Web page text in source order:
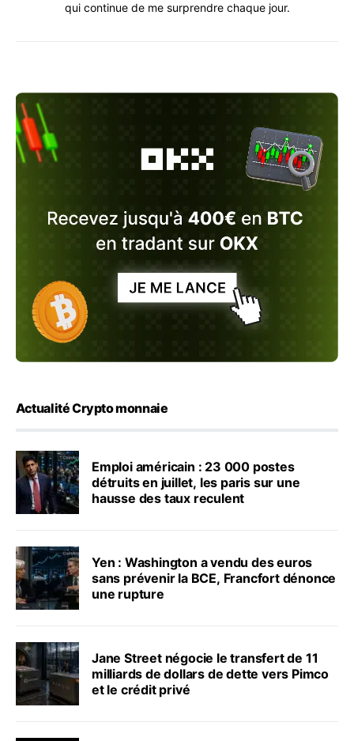
qui continue de me surprendre chaque jour.
Actualité Crypto monnaie
Emploi américain : 23 000 postes
détruits en juillet, les paris sur une
hausse des taux reculent
Yen : Washington a vendu des euros
sans prévenir la BCE, Francfort dénonce
une rupture
Jane Street négocie le transfert de 11
milliards de dollars de dette vers Pimco
et le crédit privé